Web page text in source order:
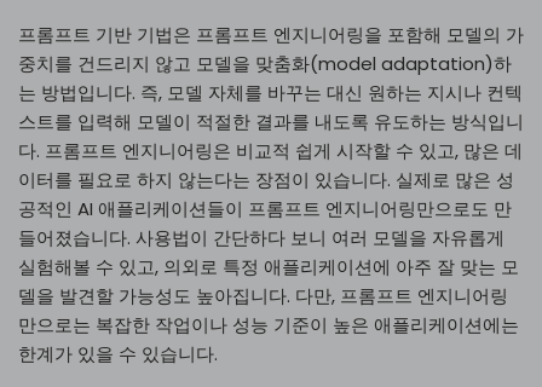
프롬프트 기반 기법은 프롬프트 엔지니어링을 포함해 모델의 가
중치를 건드리지 않고 모델을 맞춤화(model adaptation)하
는 방법입니다. 즉, 모델 자체를 바꾸는 대신 원하는 지시나 컨텍
스트를 입력해 모델이 적절한 결과를 내도록 유도하는 방식입니
다. 프롬프트 엔지니어링은 비교적 쉽게 시작할 수 있고, 많은 데
이터를 필요로 하지 않는다는 장점이 있습니다. 실제로 많은 성
공적인 AI 애플리케이션들이 프롬프트 엔지니어링만으로도 만
들어졌습니다. 사용법이 간단하다 보니 여러 모델을 자유롭게
실험해볼 수 있고, 의외로 특정 애플리케이션에 아주 잘 맞는 모
델을 발견할 가능성도 높아집니다. 다만, 프롬프트 엔지니어링
만으로는 복잡한 작업이나 성능 기준이 높은 애플리케이션에는
한계가 있을 수 있습니다.